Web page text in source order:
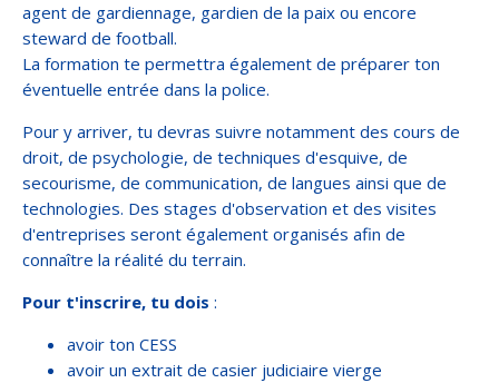
agent de gardiennage, gardien de la paix ou encore
steward de football.
La formation te permettra également de préparer ton
éventuelle entrée dans la police.
Pour y arriver, tu devras suivre notamment des cours de
droit, de psychologie, de techniques d'esquive, de
secourisme, de communication, de langues ainsi que de
technologies. Des stages d'observation et des visites
d'entreprises seront également organisés afin de
connaître la réalité du terrain.
Pour t'inscrire, tu dois :
avoir ton CESS
avoir un extrait de casier judiciaire vierge